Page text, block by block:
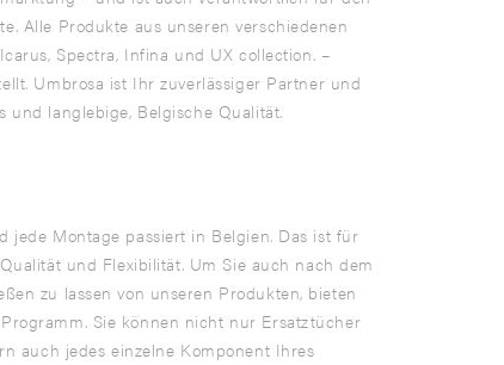
Alle Produkte aus unseren verschiedenen
Spectra, Infina und UX collection. –
Umbrosa ist Ihr zuverlässiger Partner und
und langlebige, Belgische Qualität.
jede Montage passiert in Belgien. Das ist für
und Flexibilität. Um Sie auch nach dem
zu lassen von unseren Produkten, bieten
Sie können nicht nur Ersatztücher
auch jedes einzelne Komponent Ihres